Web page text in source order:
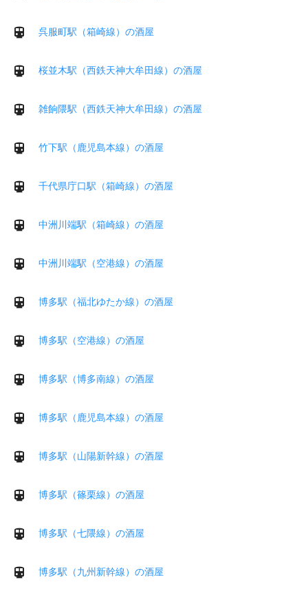
呉服町駅（箱崎線）の酒屋
桜並木駅（西鉄天神大牟田線）の酒屋
雑餉隈駅（西鉄天神大牟田線）の酒屋
竹下駅（鹿児島本線）の酒屋
千代県庁口駅（箱崎線）の酒屋
中洲川端駅（箱崎線）の酒屋
中洲川端駅（空港線）の酒屋
博多駅（福北ゆたか線）の酒屋
博多駅（空港線）の酒屋
博多駅（博多南線）の酒屋
博多駅（鹿児島本線）の酒屋
博多駅（山陽新幹線）の酒屋
博多駅（篠栗線）の酒屋
博多駅（七隈線）の酒屋
博多駅（九州新幹線）の酒屋